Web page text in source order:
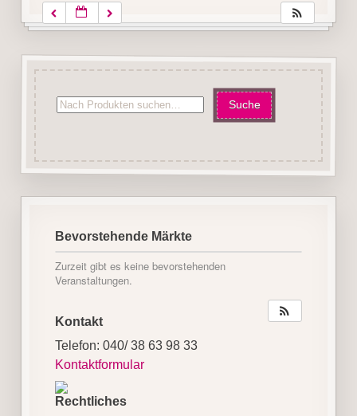
Bevorstehende Märkte
Zurzeit gibt es keine bevorstehenden
Veranstaltungen.
Kontakt
Telefon: 040/ 38 63 98 33
Kontaktformular
Rechtliches